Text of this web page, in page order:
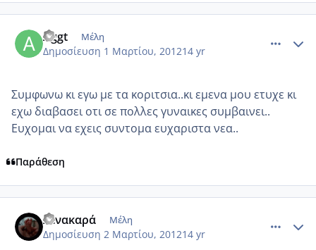
Aggt Μέλη
Δημοσίευση 1 Μαρτίου, 201214 yr
Συμφωνω κι εγω με τα κοριτσια..κι εμενα μου ετυχε κι
εχω διαβασει οτι σε πολλες γυναικες συμβαινει..
Ευχομαι να εχεις συντομα ευχαριστα νεα..
Παράθεση
λένακαρά Μέλη
Δημοσίευση 2 Μαρτίου, 201214 yr